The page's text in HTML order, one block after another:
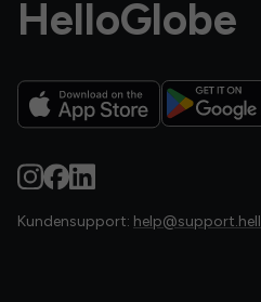
HelloGlobe
Kundensupport: